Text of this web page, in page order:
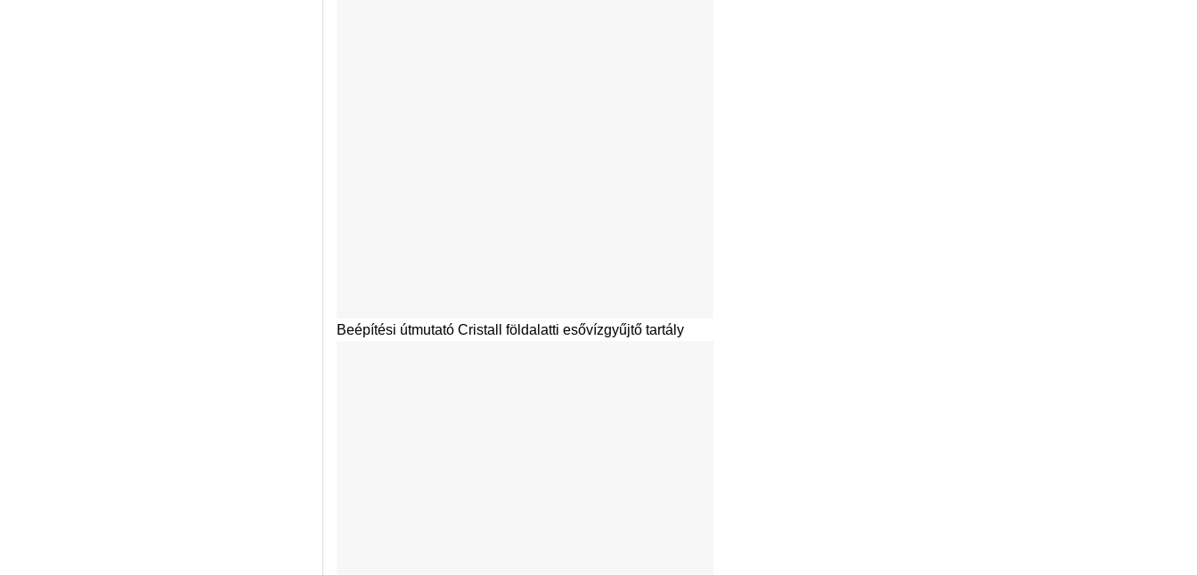
Beépítési útmutató Cristall földalatti esővízgyűjtő tartály